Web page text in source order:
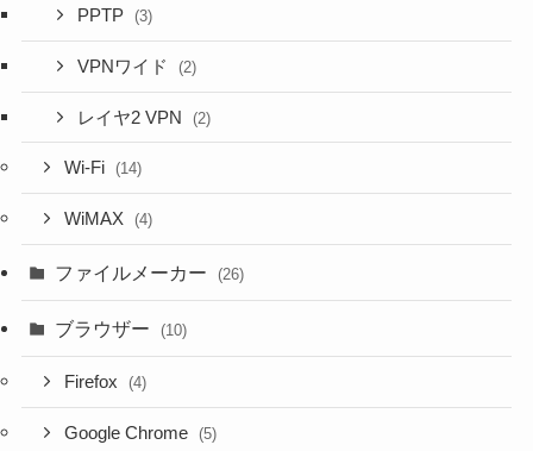
PPTP (3)
VPNワイド (2)
レイヤ2 VPN (2)
Wi-Fi (14)
WiMAX (4)
ファイルメーカー (26)
ブラウザー (10)
Firefox (4)
Google Chrome (5)